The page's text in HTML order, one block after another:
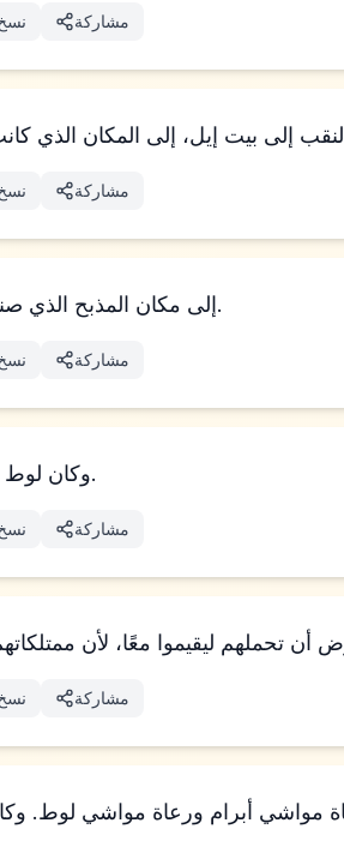
مشاركة
مشاركة
إلى مكان المذبح الذي صنعه هناك أولاً. وهناك دعا أبرام باسم 𐤉𐤄𐤅𐤄.
مشاركة
وكان لوط الذي سار مع أبرام له أيضًا غنم وبقر وخيام.
مشاركة
مشاركة
مواشي أبرام ورعاة مواشي لوط.